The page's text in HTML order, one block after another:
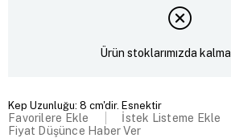
Ürün stoklarımızda
Kep Uzunluğu: 8 cm'dir. Esnektir
Favorilere Ekle
İstek Listeme Ekle
Fiyat Düşünce Haber Ver